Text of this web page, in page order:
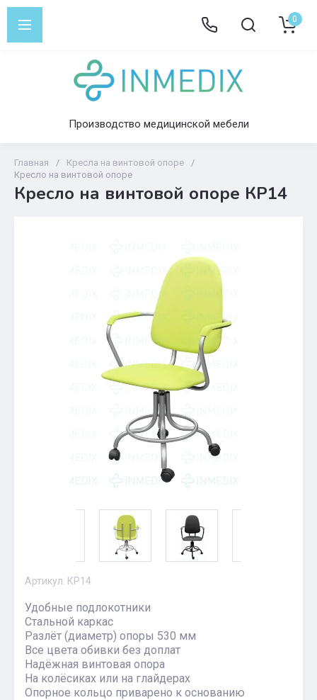
Производство медицинской мебели
0
Главная / Кресла на винтовой опоре
/
Кресло на винтовой опоре
Кресло на винтовой опоре КР14
Артикул: КР14
Удобные подлокотники
Стальной каркас
Разлёт (диаметр) опоры 530 мм
Все цвета обивки без доплат
Надёжная винтовая опора
На колёсиках или на глайдерах
Опорное кольцо приварено к основанию